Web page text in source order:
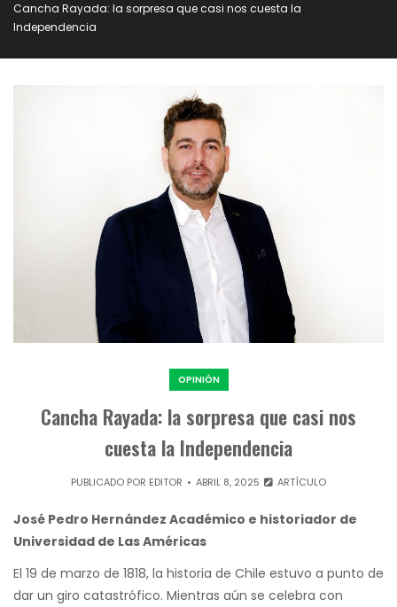
Cancha Rayada: la sorpresa que casi nos cuesta la
Independencia
OPINIÓN
Cancha Rayada: la sorpresa que casi nos
cuesta la Independencia
PUBLICADO POR EDITOR ABRIL 8, 2025 ARTÍCULO
José Pedro Hernández Académico e historiador de
Universidad de Las Américas
El 19 de marzo de 1818, la historia de Chile estuvo a punto de
dar un giro catastrófico. Mientras aún se celebra con